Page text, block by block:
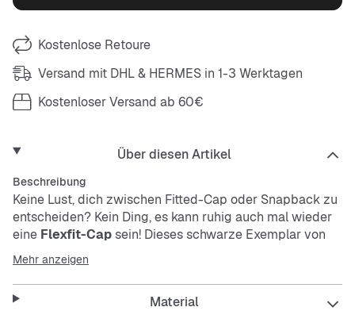
Kostenlose Retoure
Versand mit DHL & HERMES in 1-3 Werktagen
Kostenloser Versand ab 60€
Über diesen Artikel
Beschreibung
Keine Lust, dich zwischen Fitted-Cap oder Snapback zu
entscheiden? Kein Ding, es kann ruhig auch mal wieder
eine Flexfit-Capsein! Dieses schwarze Exemplar von
Flexfit
hat das bewährte,
der Innenseite,
eine graue Schirm-Unterseite.
Mehr anzeigen
Material